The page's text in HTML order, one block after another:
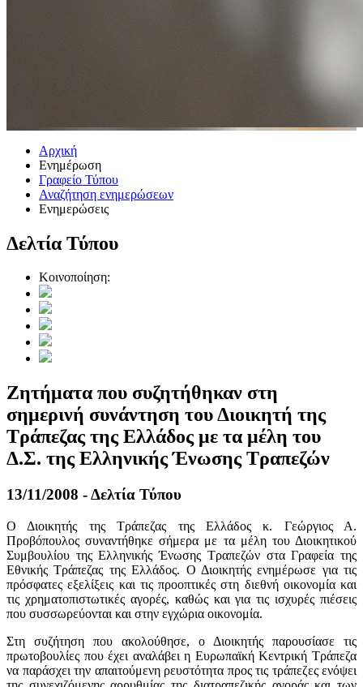
Αρχική
Ενημέρωση
Γραφείο Τύπου
Αναζήτηση ενημερώσεων
Ενημερώσεις
Δελτία Τύπου
Κοινοποίηση:
Ζητήματα που συζητήθηκαν στη
σημερινή συνάντηση του Διοικητή της
Τράπεζας της Ελλάδος με τα μέλη του
Δ.Σ. της Ελληνικής Ένωσης Τραπεζών
13/11/2008 - Δελτία Τύπου
Ο Διοικητής της Τράπεζας της Ελλάδος κ. Γεώργιος Α.
Προβόπουλος συναντήθηκε σήμερα με τα μέλη του Διοικητικού
Συμβουλίου της Ελληνικής Ένωσης Τραπεζών στα Γραφεία της
Εθνικής Τράπεζας της Ελλάδος. Ο Διοικητής ενημέρωσε για τις
πρόσφατες εξελίξεις και τις προοπτικές στη διεθνή οικονομία και
τις χρηματοπιστωτικές αγορές, καθώς και για τις ισχυρές πιέσεις
που συσσωρεύονται και στην εγχώρια οικονομία.
Στη συζήτηση που ακολούθησε, ο Διοικητής παρουσίασε τις
πρωτοβουλίες που έχει αναλάβει η Ευρωπαϊκή Κεντρική Τράπεζα
να παράσχει την απαιτούμενη ρευστότητα προς τις τράπεζες ενόψει